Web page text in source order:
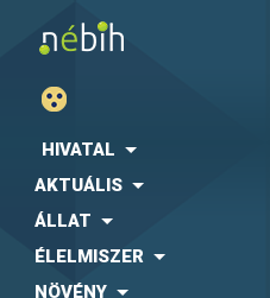
HIVATAL
AKTUÁLIS
ÁLLAT
ÉLELMISZER
NÖVÉNY